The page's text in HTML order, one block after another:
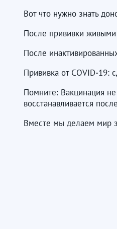
Вот что нужно знать
После прививки живыми
После
Прививка от COVID‑19:
Помните: Вакцинация
восстанавливается
Вместе мы делаем мир